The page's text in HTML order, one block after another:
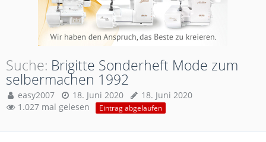
Suche Brigitte Sonderheft Mode zum
selbermachen 1992
easy2007 18. Juni 2020
18. Juni 2020
1.027 mal gelesen
Eintrag abgelaufen